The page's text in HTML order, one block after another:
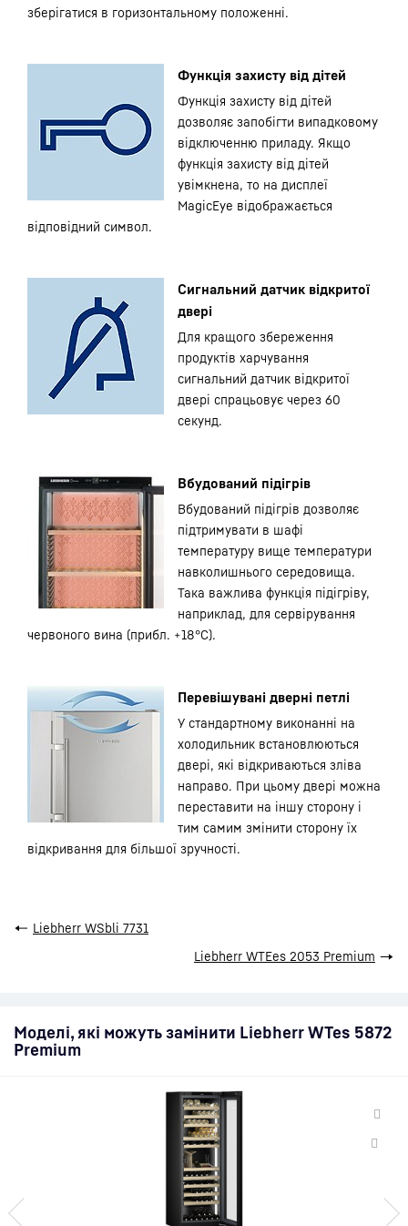
зберігатися в горизонтальному положенні.
Функція захисту від дітей
Функція захисту від дітей
дозволяє запобігти випадковому
відключенню приладу. Якщо
функція захисту від дітей
увімкнена, то на дисплеї
MagicEye відображається
відповідний символ.
Сигнальний датчик відкритої
двері
Для кращого збереження
продуктів харчування
сигнальний датчик відкритої
двері спрацьовує через 60
секунд.
Вбудований підігрів
Вбудований підігрів дозволяє
підтримувати в шафі
температуру вище температури
навколишнього середовища.
Така важлива функція підігріву,
наприклад, для сервірування
червоного вина (прибл. +18°С).
Перевішувані дверні петлі
У стандартному виконанні на
холодильник встановлюються
двері, які відкриваються зліва
направо. При цьому двері можна
переставити на іншу сторону і
тим самим змінити сторону їх
відкривання для більшої зручності.
← Liebherr WSbli 7731
Liebherr WTEes 2053 Premium →
Моделі, які можуть замінити Liebherr WTes 5872
Premium